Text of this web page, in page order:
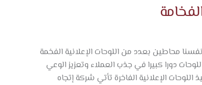
محاطين بعدد من اللوحات الإعلانية الفخمة
دورا كبيرا في جذب العملاء وتعزيز الوعي
الإعلانية الفاخرة تأتي شركة إتجاه